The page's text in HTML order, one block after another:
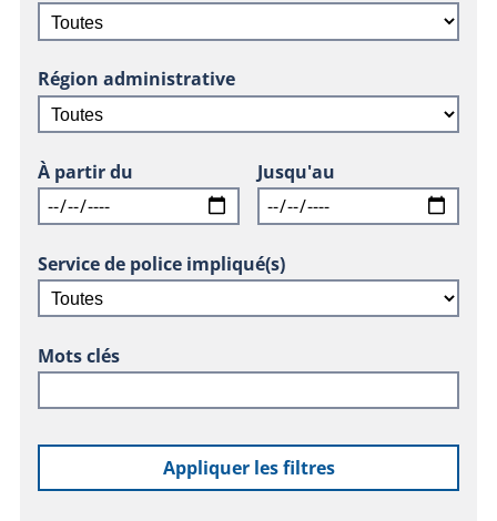
Région administrative
À partir du Jusqu'au
Service de police impliqué(s)
Mots clés
Appliquer les filtres